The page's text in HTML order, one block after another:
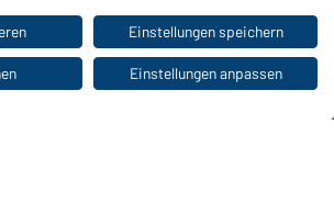
Shop
COLLECTION
für Professionals: Kollektionen
Einstellungen speichern
Einstellungen anpassen